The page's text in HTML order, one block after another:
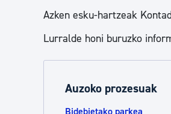
Azken esku-hartzeak
Lurralde honi buruzko
Auzoko prozesuak
Bidebietako parkea